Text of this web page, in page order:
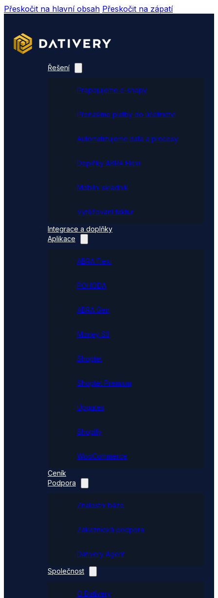
Přeskočit na hlavní obsah Přeskočit na zápatí
Řešení
Propojujeme e-shopy
Přenášíme platby do účetnictví
Automatizujeme data a procesy
Doplňky ABRA Flexi
Mobilní skladník
Vytěžování faktur
Integrace a doplňky
Aplikace
ABRA Flexi
POHODA
ABRA Gen
Money S3
Shoptet
Shoptet Premium
Upgates
Shopify
WooCommerce
Ceník
Podpora
Znalostní báze
Zákaznická podpora
Dativery Agent
Společnost
O Dativery